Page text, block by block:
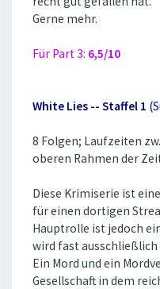
Gerne mehr.
Für Part 3: 6,5/10
White Lies -- Staffel 1
8 Folgen; Laufzeiten
oberen Rahmen der
Diese Krimiserie ist
für einen dortigen
Hauptrolle ist jedoch
wird fast
Ein Mord und ein
Gesellschaft in dem